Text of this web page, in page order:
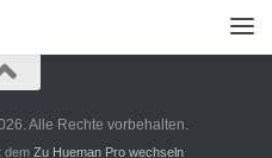
Alle Rechte vorbehalten.
demZu Hueman Pro wechseln